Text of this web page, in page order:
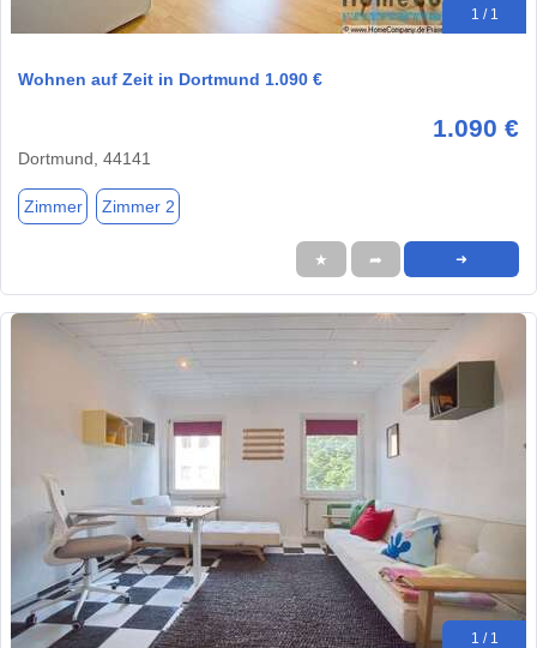
1 / 1
Wohnen auf Zeit in Dortmund 1.090 €
1.090 €
Dortmund, 44141
Zimmer Zimmer 2
★ ➦ ➜
1 / 1